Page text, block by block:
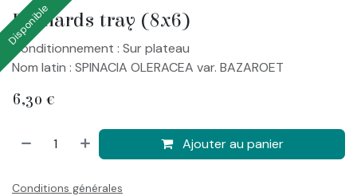
Epinards tray (8x6)
Disponible
Conditionnement : Sur plateau
Nom latin : SPINACIA OLERACEA var. BAZAROET
6,30 €
Ajouter au panier
Conditions générales